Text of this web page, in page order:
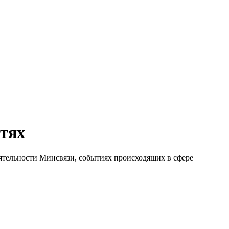
Минсвязи, событиях происходящих в сфере